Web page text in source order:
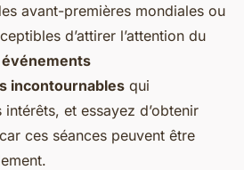
avant-premières mondiales ou
d’attirer l’attention du
événements
incontournables qui
et essayez d’obtenir
ces séances peuvent être